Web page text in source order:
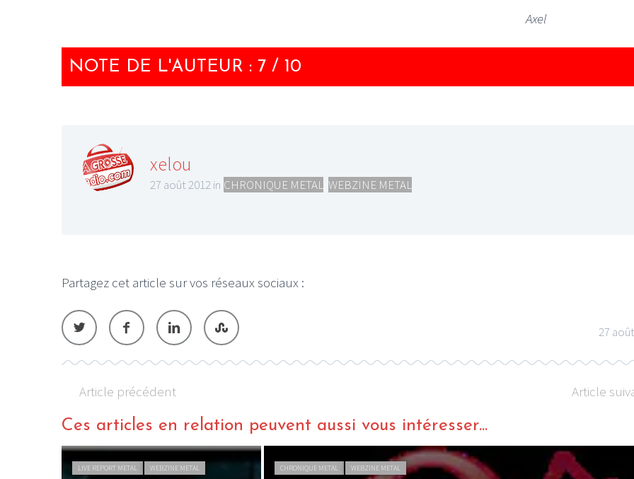
Axel
NOTE DE L'AUTEUR : 7 / 10
xelou
27 août 2012 in CHRONIQUE METAL WEBZINE METAL
Partagez cet article sur vos réseaux sociaux :
27
Article précédent Article
Ces articles en relation peuvent aussi vous intéresser...
LIVE REPORT METAL WEBZINE METAL CHRONIQUE METAL WEBZINE METAL